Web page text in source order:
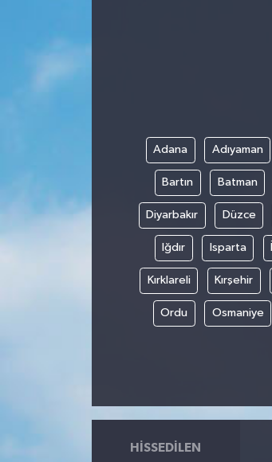
Adana Adıyaman
Bartın Batman
Diyarbakır Düzce
Iğdır Isparta
Kırklareli Kırşehir
Ordu Osmaniye
HISSEDILEN